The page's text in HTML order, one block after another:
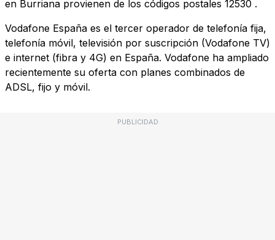
en Burriana provienen de los códigos postales 12530 .
Vodafone España es el tercer operador de telefonía fija,
telefonía móvil, televisión por suscripción (Vodafone TV)
e internet (fibra y 4G) en España. Vodafone ha ampliado
recientemente su oferta con planes combinados de
ADSL, fijo y móvil.
PUBLICIDAD